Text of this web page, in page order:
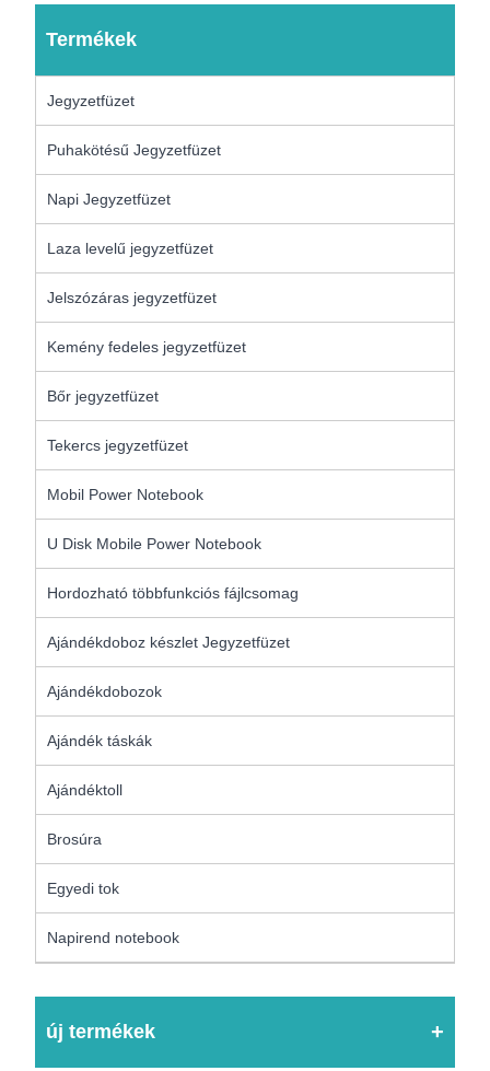
Termékek
Jegyzetfüzet
Puhakötésű Jegyzetfüzet
Napi Jegyzetfüzet
Laza levelű jegyzetfüzet
Jelszózáras jegyzetfüzet
Kemény fedeles jegyzetfüzet
Bőr jegyzetfüzet
Tekercs jegyzetfüzet
Mobil Power Notebook
U Disk Mobile Power Notebook
Hordozható többfunkciós fájlcsomag
Ajándékdoboz készlet Jegyzetfüzet
Ajándékdobozok
Ajándék táskák
Ajándéktoll
Brosúra
Egyedi tok
Napirend notebook
új termékek